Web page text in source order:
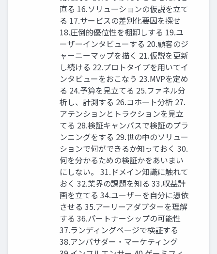
直る 16.ソリューションの仮説を⽴て
る 17.サービスの差別化要因を探せ
18.圧倒的優位性を棚卸しする 19.ユ
ーザーインタビューする 20.顧客のジ
ャーニーマップを描く 21.仮説を更新
し続ける 22.プロトタイプを⽤いてイ
ンタビューをおこなう 23.MVPを定め
る 24.予算を⾒⽴てる 25.ファネル分
析し、計測する 26.コホート分析 27.
アテンションとトラクションを⾒⽴
てる 28.検証キャンバスで検証のプラ
ンニングをする 29.世の中のソリュー
ションで何ができるか知っておく 30.
何を分かるための検証かをあいまい
にしない。 31.ドメイン知識に触れて
おく 32.業界の課題を知る 33.収益計
画を⽴てる 34.ユーザーを⾃分に憑依
させる 35.アーリーアダプターを理解
する 36.パートナーシップの可能性
37.ランディングページで検証する
38.アンバサダー・マーケティング